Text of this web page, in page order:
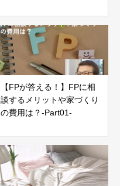
【FPが答える！】FPに相
談するメリットや家づくり
の費用は？-Part01-